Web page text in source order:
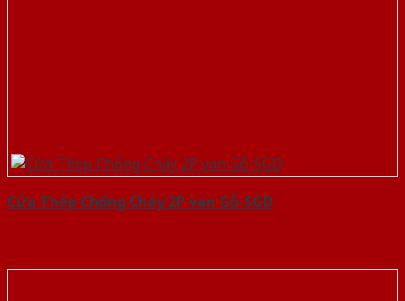
Cửa Thép Chống Cháy 2P van Gỗ-SGD